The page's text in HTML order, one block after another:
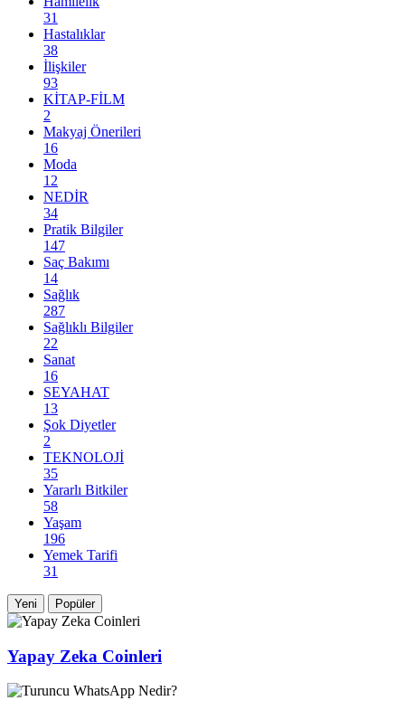
31
Hastalıklar
38
İlişkiler
93
KİTAP-FİLM
2
Makyaj Önerileri
16
Moda
12
NEDİR
34
Pratik Bilgiler
147
Saç Bakımı
14
Sağlık
287
Sağlıklı Bilgiler
22
Sanat
16
SEYAHAT
13
Şok Diyetler
2
TEKNOLOJİ
35
Yararlı Bitkiler
58
Yaşam
196
Yemek Tarifi
31
Yeni Popüler
Yapay Zeka Coinleri